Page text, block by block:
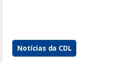
Notícias da CDL